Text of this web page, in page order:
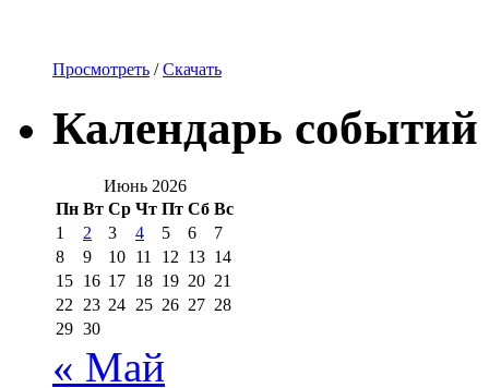
Просмотреть /Скачать
Календарь событий
Июнь 2026
Пн Вт Ср Чт Пт Сб Вс
1
2 3 4 5 6
7
8
9 10 11 12 13 14
15 16 17 18 19 20 21
22
23 24 25 26 27 28
29 30
« Май